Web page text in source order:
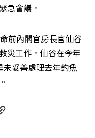
急會議。
前內閣官房長官仙谷
災工作。仙谷在今年
妥善處理去年釣魚